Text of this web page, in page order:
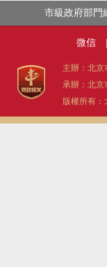
市級政府部門
微信
主辦：北京
承辦：北京
版權所有